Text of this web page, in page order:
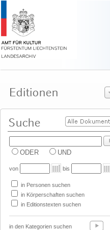
ODER UND
von bis
in Personen suchen
in Körperschaften suchen
in Editionstexten suchen
in den Kategorien suchen